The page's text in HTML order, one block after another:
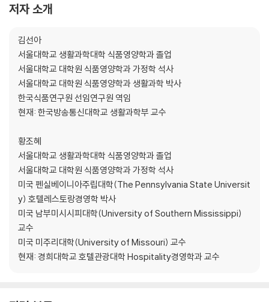
제 9 장 식품구매 의사결정과정
제 10 장 마케팅 STP
제 11 장 마케팅 믹스
제 12 장 브랜드 커뮤니케이션
제 13 장 설득 커뮤니케이션
제 14 장 태도 및 행동이론
제 15 장 지속가능한 미래 식품·외식산업
저자 소개
김선아
서울대학교 생활과학대학 식품영양학과 졸업
서울대학교 대학원 식품영양학과 가정학 석사
서울대학교 대학원 식품영양학과 생활과학 박사
한국식품연구원 선임연구원 역임
현재: 한국방송통신대학교 생활과학부 교수
황조혜
서울대학교 생활과학대학 식품영양학과 졸업
서울대학교 대학원 식품영양학과 가정학 석사
미국 펜실베이니아주립대학(The Pennsylvania State Universit
y) 호텔레스토랑경영학 박사
미국 남부미시시피대학(University of Southern Mississippi)
교수
미국 미주리대학(University of Missouri) 교수
현재: 경희대학교 호텔관광대학 Hospitality경영학과 교수